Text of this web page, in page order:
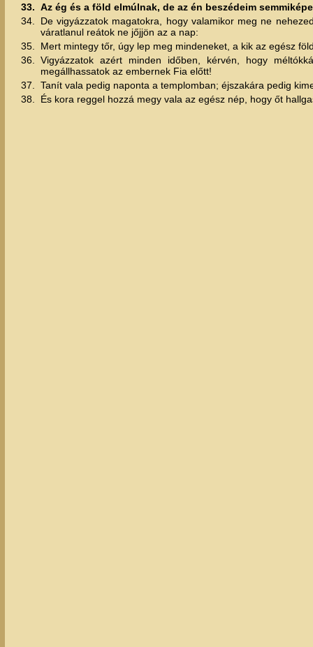
33. Az ég és a föld elmúlnak, de az én beszédeim
34.
De vigyázzatok magatokra, hogy valamikor meg ne
váratlanul reátok ne jőjjön az a nap:
35.
Mert mintegy tőr, úgy lep meg mindeneket, a kik az egész
36.
Vigyázzatok azért minden időben, kérvén, hogy
megállhassatok az embernek Fia előtt!
37.
Tanít vala pedig naponta a templomban; éjszakára pedig
38.
És kora reggel hozzá megy vala az egész nép, hogy őt